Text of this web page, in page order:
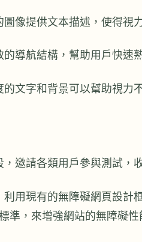
圖像提供文本描述，使得視
導航結構，幫助用戶快速
的文字和背景可以幫助視力
邀請各類用戶參與測試，
利用現有的無障礙網頁設計
準，來增強網站的無障礙性